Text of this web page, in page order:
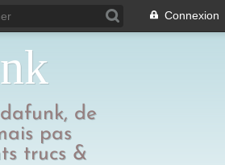
Connexion
de
pas
trucs &